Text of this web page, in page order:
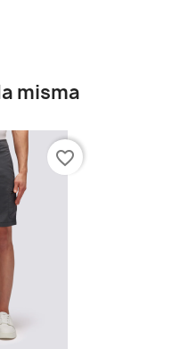
misma
favorite_border